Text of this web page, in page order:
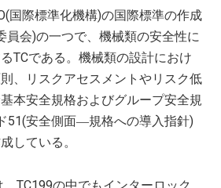
国際標準化機構)の国際標準の作成
員会)の一つで、機械類の安全性に
TCである。機械類の設計におけ
、リスクアセスメントやリスク低
本安全規格およびグループ安全規
51(安全側面―規格への導入指針)
している。